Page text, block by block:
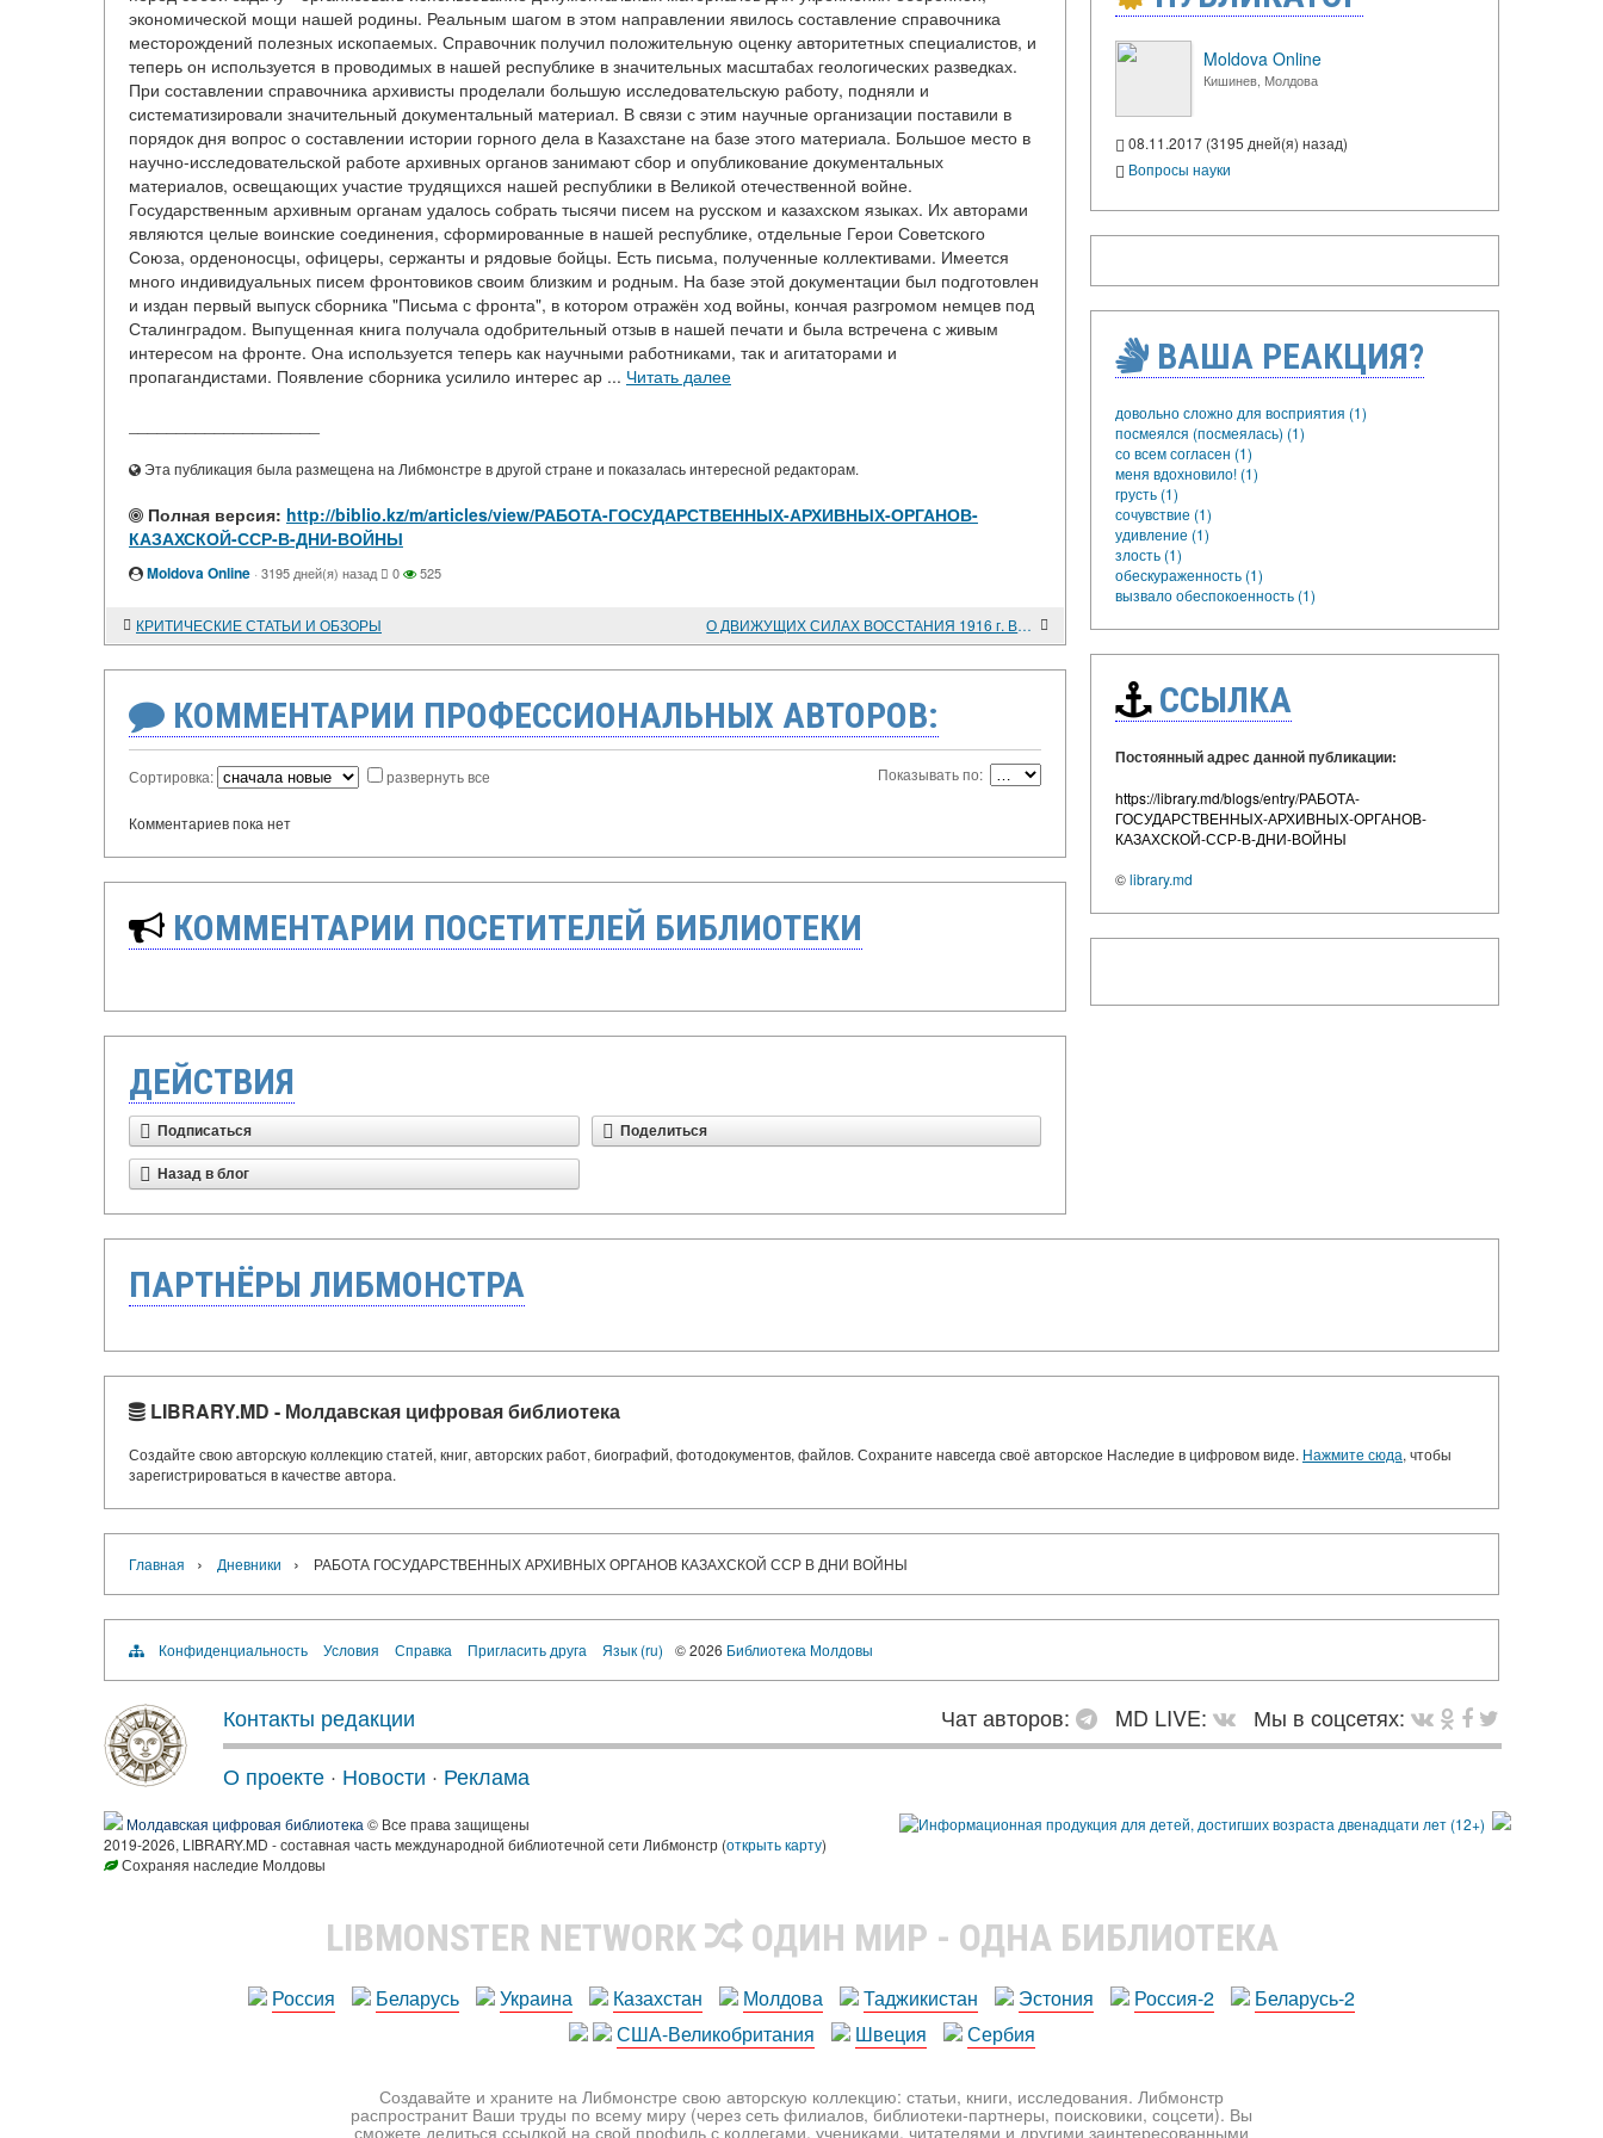
экономической мощи нашей родины. Реальным шагом в этом направлении явилось составление справочника
месторождений полезных ископаемых. Справочник получил положительную оценку авторитетных специалистов, и
теперь он используется в проводимых в нашей республике в значительных масштабах геологических разведках.
При составлении справочника архивисты проделали большую исследовательскую работу, подняли и
систематизировали значительный документальный материал. В связи с этим научные организации поставили в
порядок дня вопрос о составлении истории горного дела в Казахстане на базе этого материала. Большое место в
научно-исследовательской работе архивных органов занимают сбор и опубликование документальных
материалов, освещающих участие трудящихся нашей республики в Великой отечественной войне.
Государственным архивным органам удалось собрать тысячи писем на русском и казахском языках. Их авторами
являются целые воинские соединения, сформированные в нашей республике, отдельные Герои Советского
Союза, орденоносцы, офицеры, сержанты и рядовые бойцы. Есть письма, полученные коллективами. Имеется
много индивидуальных писем фронтовиков своим близким и родным. На базе этой документации был подготовлен
и издан первый выпуск сборника "Письма с фронта", в котором отражён ход войны, кончая разгромом немцев под
Сталинградом. Выпущенная книга получала одобрительный отзыв в нашей печати и была встречена с живым
интересом на фронте. Она используется теперь как научными работниками, так и агитаторами и
пропагандистами. Появление сборника усилило интерес ар ... Читать далее
Эта публикация была размещена на Либмонстре в другой стране и показалась интересной редакторам.
Полная версия: http://biblio.kz/m/articles/view/РАБОТА-ГОСУДАРСТВЕННЫХ-АРХИВНЫХ-ОРГАНОВ-
КАЗАХСКОЙ-ССР-В-ДНИ-ВОЙНЫ
Moldova Online · 3195 дней(я) назад 0 525
КРИТИЧЕСКИЕ СТАТЬИ И ОБЗОРЫ О ДВИЖУЩИХ СИЛАХ ВОССТАНИЯ 1916 г. В КАЗАКСТАНЕ
КОММЕНТАРИИ ПРОФЕССИОНАЛЬНЫХ АВТОРОВ:
Сортировка: развернуть все Показывать по:
Комментариев пока нет
КОММЕНТАРИИ ПОСЕТИТЕЛЕЙ БИБЛИОТЕКИ
ДЕЙСТВИЯ
Подписаться Поделиться
Назад в блог
Moldova Online
Кишинев, Молдова
08.11.2017 (3195 дней(я) назад)
Вопросы науки
ВАША РЕАКЦИЯ?
довольно сложно для восприятия (1)
посмеялся (посмеялась) (1)
со всем согласен (1)
меня вдохновило! (1)
грусть (1)
сочувствие (1)
удивление (1)
злость (1)
обескураженность (1)
вызвало обеспокоенность (1)
ССЫЛКА
Постоянный адрес данной публикации:
https://library.md/blogs/entry/РАБОТА-
ГОСУДАРСТВЕННЫХ-АРХИВНЫХ-ОРГАНОВ-
КАЗАХСКОЙ-ССР-В-ДНИ-ВОЙНЫ
©library.md
ПАРТНЁРЫ ЛИБМОНСТРА
LIBRARY.MD - Молдавская цифровая библиотека
Создайте свою авторскую коллекцию статей, книг, авторских работ, биографий, фотодокументов, файлов. Сохраните навсегда своё авторское Наследие в цифровом виде. Нажмите сюда, чтобы
зарегистрироваться в качестве автора.
Главная › Дневники › РАБОТА ГОСУДАРСТВЕННЫХ АРХИВНЫХ ОРГАНОВ КАЗАХСКОЙ ССР В ДНИ ВОЙНЫ
Конфиденциальность Условия Справка Пригласить друга Язык (ru) © 2026 Библиотека Молдовы
Контакты редакции Чат авторов: MD LIVE:
Мы в соцсетях:
О проекте · Новости · Реклама
Молдавская цифровая библиотека © Все права защищены
2019-2026, LIBRARY.MD - составная часть международной библиотечной сети Либмонстр (открыть карту)
Сохраняя наследие Молдовы
LIBMONSTER NETWORK ОДИН МИР - ОДНА БИБЛИОТЕКА
Россия Беларусь Украина Казахстан Молдова Таджикистан Эстония Россия-2
Беларусь-2
США-Великобритания
Швеция Сербия
Создавайте и храните на Либмонстре свою авторскую коллекцию: статьи, книги, исследования. Либмонстр
распространит Ваши труды по всему миру (через сеть филиалов, библиотеки-партнеры, поисковики, соцсети). Вы
сможете делиться ссылкой на свой профиль с коллегами, учениками, читателями и другими заинтересованными